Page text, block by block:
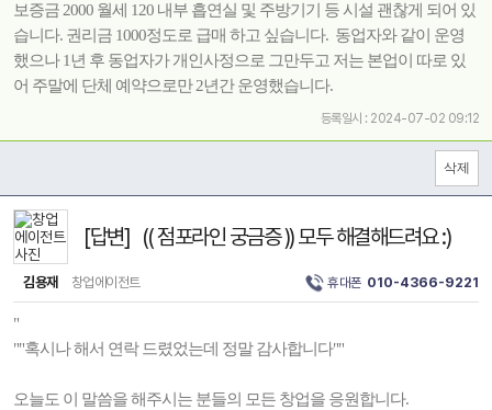
보증금 2000 월세 120 내부 흡연실 및 주방기기 등 시설 괜찮게 되어 있
습니다. 권리금 1000정도로 급매 하고 싶습니다. 동업자와 같이 운영
했으나 1년 후 동업자가 개인사정으로 그만두고 저는 본업이 따로 있
어 주말에 단체 예약으로만 2년간 운영했습니다.
등록일시 : 2024-07-02 09:12
[답변] (( 점포라인 궁금증 )) 모두 해결해드려요 :)
김용재 창업에이전트 휴대폰 010-4366-9221
"
""혹시나 해서 연락 드렸었는데 정말 감사합니다""
오늘도 이 말씀을 해주시는 분들의 모든 창업을 응원합니다.